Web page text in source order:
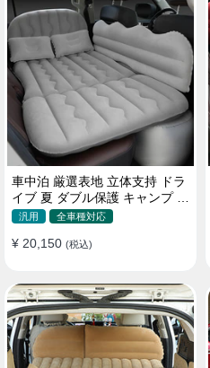
車中泊 厳選表地 立体支持 ドラ
イブ 夏 ダブル保護 キャンプ 旅
行 収納便利 取付簡単 全車種 エ
汎用 全車種対応
¥ 20,150 (税込)